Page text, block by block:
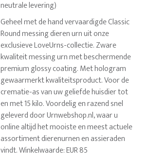
neutrale levering)
Geheel met de hand vervaardigde Classic
Round messing dieren urn uit onze
exclusieve LoveUrns-collectie. Zware
kwaliteit messing urn met beschermende
premium glossy coating. Met hologram
gewaarmerkt kwaliteitsproduct. Voor de
crematie-as van uw geliefde huisdier tot
en met 15 kilo. Voordelig en razend snel
geleverd door Urnwebshop.nl, waar u
online altijd het mooiste en meest actuele
assortiment dierenurnen en assieraden
vindt. Winkelwaarde: EUR 85